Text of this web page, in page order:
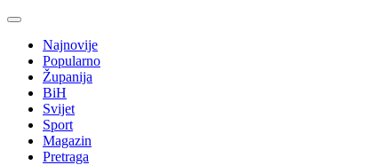
Najnovije
Popularno
Županija
BiH
Svijet
Sport
Magazin
Pretraga